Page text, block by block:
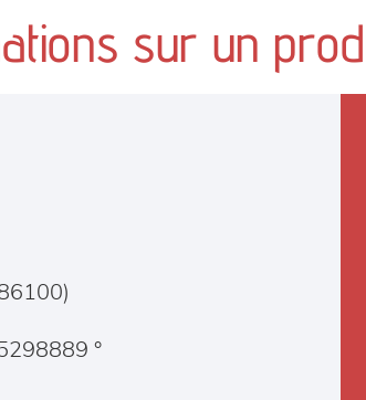
sur un
)
°